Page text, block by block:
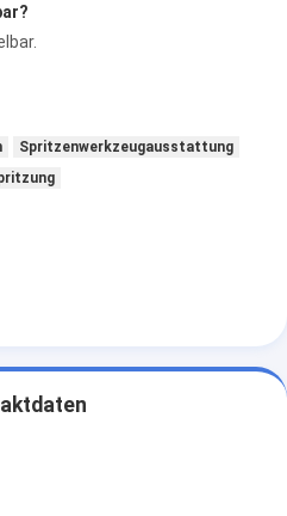
Spritzenwerkzeugausstattung